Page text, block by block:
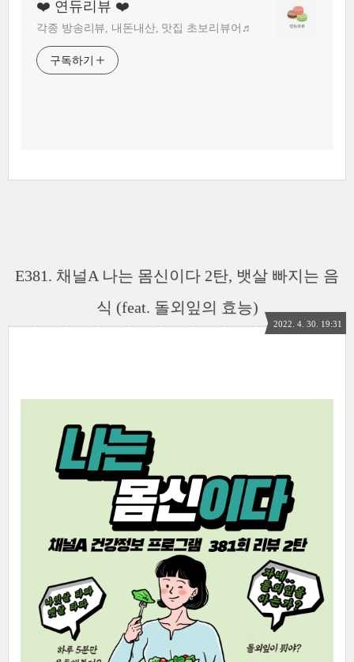
❤️ 연듀리뷰 ❤️
각종 방송리뷰, 내돈내산, 맛집 초보리뷰어♬
구독하기
E381. 채널A 나는 몸신이다 2탄, 뱃살 빠지는 음
식 (feat. 돌외잎의 효능)
2022. 4. 30. 19:31